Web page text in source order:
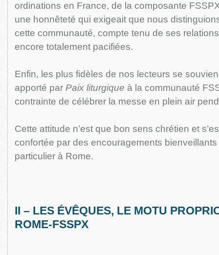
ordinations en France, de la composante
une honnêteté qui exigeait que nous
cette communauté, compte tenu de ses
encore totalement pacifiées.
Enfin, les plus fidèles de nos lecteurs se
apporté par Paix liturgique à la communauté
contrainte de célébrer la messe en plein air
Cette attitude n’est que bon sens chrétien et
confortée par des encouragements
particulier à Rome.
II – LES ÉVÊQUES, LE MOTU
ROME-FSSPX